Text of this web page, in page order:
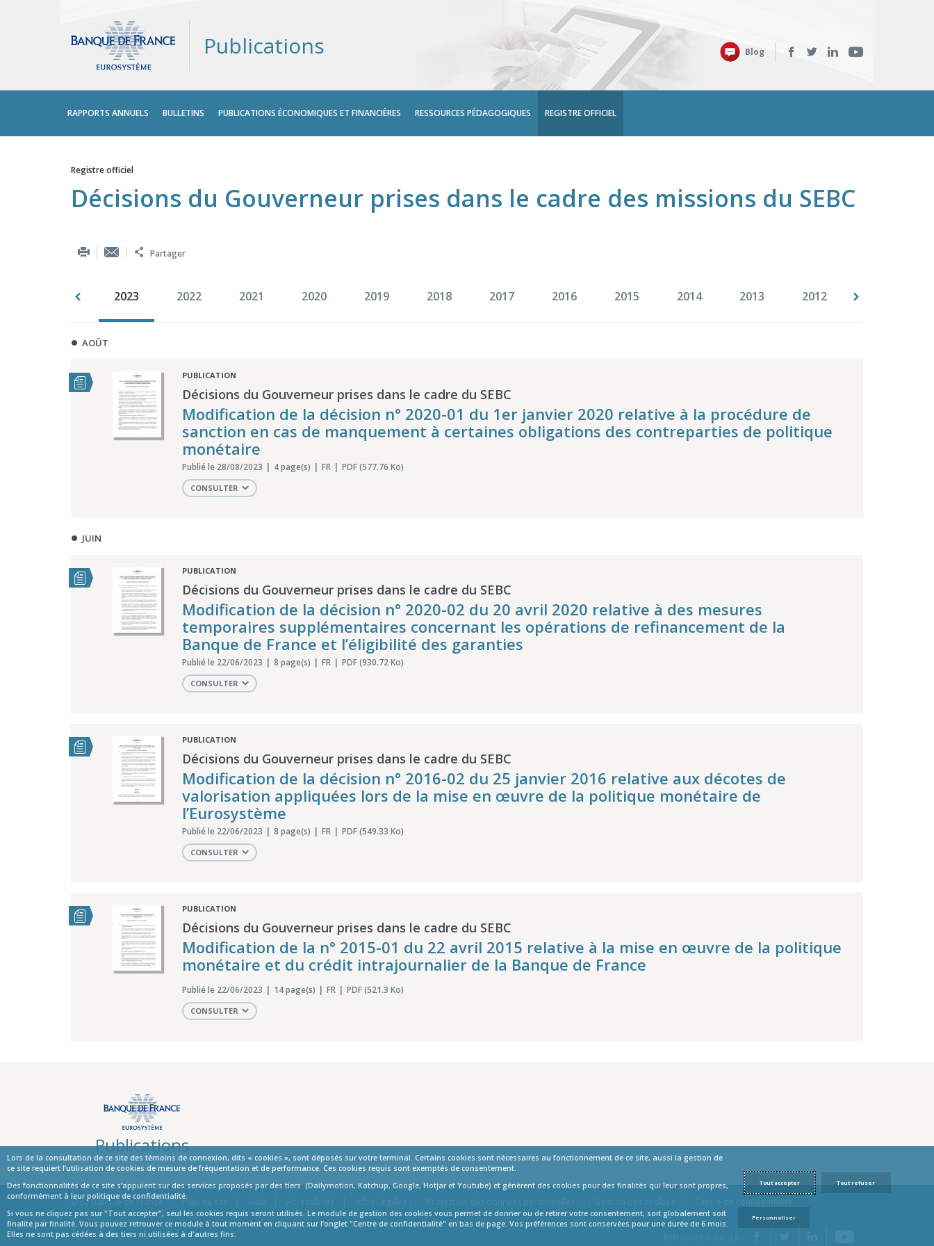
Lors de la consultation de ce site des témoins de connexion, dits « cookies », sont déposés sur votre terminal. Certains cookies sont nécessaires au fonctionnement de ce site, aussi la gestion de
ce site requiert l’utilisation de cookies de mesure de fréquentation et de performance. Ces cookies requis sont exemptés de consentement.
Des fonctionnalités de ce site s’appuient sur des services proposés par des tiers (Dailymotion, Katchup, Google, Hotjar et Youtube) et génèrent des cookies pour des finalités qui leur sont propres,
conformément à leur politique de confidentialité.
Si vous ne cliquez pas sur "Tout accepter", seul les cookies requis seront utilisés. Le module de gestion des cookies vous permet de donner ou de retirer votre consentement, soit globalement soit
finalité par finalité. Vous pouvez retrouver ce module à tout moment en cliquant sur l’onglet "Centre de confidentialité" en bas de page. Vos préférences sont conservées pour une durée de 6 mois.
Elles ne sont pas cédées à des tiers ni utilisées à d'autres fins.
Tout accepter Tout refuser
Personnaliser
Publications
Retrouvez-
:
Blog
principal
RAPPORTS ANNUELS BULLETINS PUBLICATIONS ÉCONOMIQUES ET FINANCIÈRES RESSOURCES PÉDAGOGIQUES REGISTRE OFFICIEL
Vous êtes ici
Registre officiel
Décisions du Gouverneur prises dans le cadre des missions du SEBC
Partager
2008 2023 2022 2021 2020 2019 2018 2017 2016 2015 2014 2013 2012
AOÛT
PUBLICATION
Décisions du Gouverneur prises dans le cadre du SEBC
Modification de la décision n° 2020-01 du 1er janvier 2020 relative à la procédure de
sanction en cas de manquement à certaines obligations des contreparties de politique
monétaire
Publié le 28/08/2023 4 page(s) FR PDF (577.76 Ko)
CONSULTER
JUIN
PUBLICATION
Décisions du Gouverneur prises dans le cadre du SEBC
Modification de la décision n° 2020-02 du 20 avril 2020 relative à des mesures
temporaires supplémentaires concernant les opérations de refinancement de la
Banque de France et l’éligibilité des garanties
Publié le 22/06/2023 8 page(s) FR PDF (930.72 Ko)
CONSULTER
PUBLICATION
Décisions du Gouverneur prises dans le cadre du SEBC
Modification de la décision n° 2016-02 du 25 janvier 2016 relative aux décotes de
valorisation appliquées lors de la mise en œuvre de la politique monétaire de
l’Eurosystème
Publié le 22/06/2023 8 page(s) FR PDF (549.33 Ko)
CONSULTER
PUBLICATION
Décisions du Gouverneur prises dans le cadre du SEBC
Modification de la n° 2015-01 du 22 avril 2015 relative à la mise en œuvre de la politique
monétaire et du crédit intrajournalier de la Banque de France
Publié le 22/06/2023 14 page(s) FR PDF (521.3 Ko)
CONSULTER
Publications
© La Banque de FranceInformations
Plan du site